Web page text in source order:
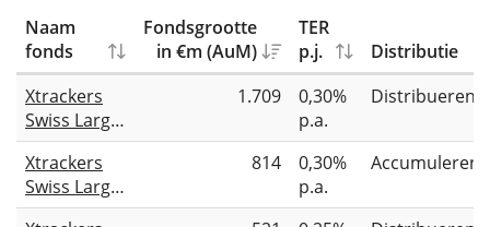
Naam
fonds
Fondsgrootte
in €m (AuM)
TER
p.j.
Distributie
Xtrackers
Swiss Large
Cap UCITS
ETF 1D
1.709
0,30%
p.a.
Distribueren
Xtrackers
Swiss Large
Cap UCITS
814
0,30%
p.a.
Accumulerend